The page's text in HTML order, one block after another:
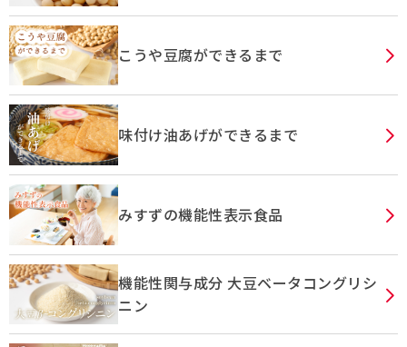
こうや豆腐ができるまで
味付け油あげができるまで
みすずの機能性表示食品
機能性関与成分 大豆ベータコングリシ
ニン